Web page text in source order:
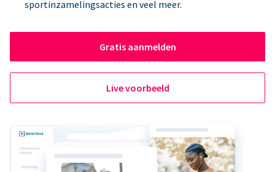
sportinzamelingsacties en veel meer.
Gratis aanmelden
Live voorbeeld